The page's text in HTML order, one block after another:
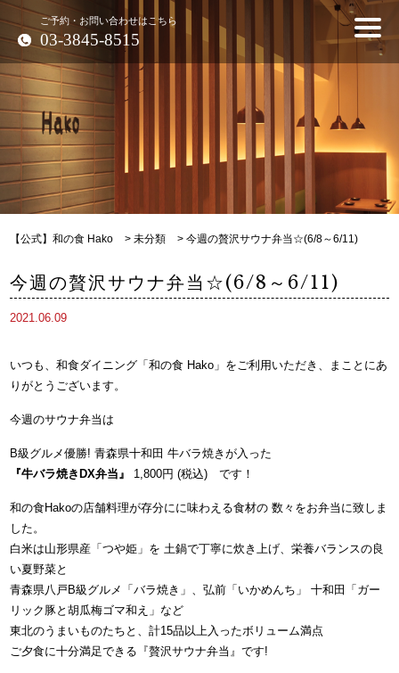
ご予約・お問い合わせはこちら
03-3845-8515
【公式】和の食 Hako >未分類 >今週の贅沢サウナ弁当☆(6/8～6/11)
今週の贅沢サウナ弁当☆(6/8～6/11)
2021.06.09
いつも、和食ダイニング「和の食 Hako」をご利用いただき、まことにあ
りがとうございます。
今週のサウナ弁当は
B級グルメ優勝! 青森県十和田 牛バラ焼きが入った
『牛バラ焼きDX弁当』
1,800円 (税込) です！
和の食Hakoの店舗料理が存分にに味わえる食材の 数々をお弁当に致しま
した。
白米は山形県産「つや姫」を 土鍋で丁寧に炊き上げ、栄養バランスの良
い夏野菜と
青森県八戸B級グルメ「バラ焼き」、弘前「いかめんち」 十和田「ガー
リック豚と胡瓜梅ゴマ和え」など
東北のうまいものたちと、計15品以上入ったボリューム満点
ご夕食に十分満足できる『贅沢サウナ弁当』です!